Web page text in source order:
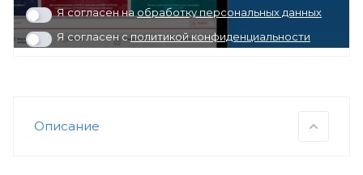
Я согласен наобработку персональных данных
Я согласен сполитикой конфиденциальности
Описание